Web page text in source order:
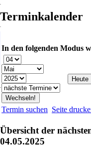
Terminkalender
In den folgenden Modus
Termin suchen Seite
Übersicht der
04.05.2025